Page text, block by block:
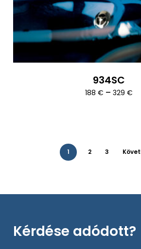
934SC
188 € – 329 €
1 2 3
Kérdése adódott?